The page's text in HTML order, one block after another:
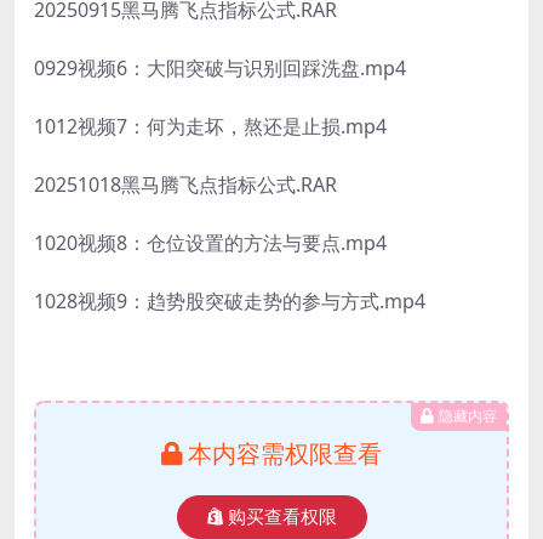
20250915黑马腾飞点指标公式.RAR
0929视频6：大阳突破与识别回踩洗盘.mp4
1012视频7：何为走坏，熬还是止损.mp4
20251018黑马腾飞点指标公式.RAR
1020视频8：仓位设置的方法与要点.mp4
1028视频9：趋势股突破走势的参与方式.mp4
隐藏内容
本内容需权限查看
购买查看权限